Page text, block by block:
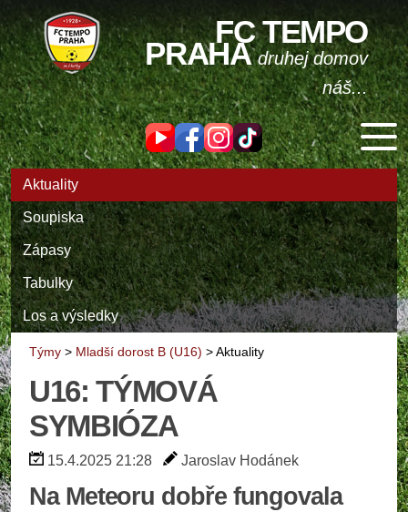
FC TEMPO
PRAHAdruhej domov
náš...
Aktuality
Soupiska
Zápasy
Tabulky
Los a výsledky
Týmy > Mladší dorost B (U16) >Aktuality
U16: TÝMOVÁ
SYMBIÓZA
15.4.2025 21:28 Jaroslav Hodánek
Na Meteoru dobře fungovala